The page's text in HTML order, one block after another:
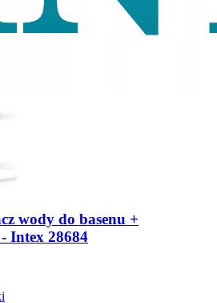
wody do basenu +
Intex 28684